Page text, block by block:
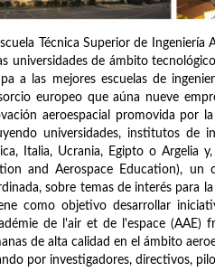
Técnica Superior de
universidades de ámbito
a las mejores escuelas de
europeo que aúna nueve
aeroespacial promovida por
universidades, institutos de
Italia, Ucrania, Egipto o Argelia
and Aerospace Education),
sobre temas de interés para
como objetivo desarrollar
de l'air et de l'espace (AAE)
de alta calidad en el ámbito
por investigadores, directivos,